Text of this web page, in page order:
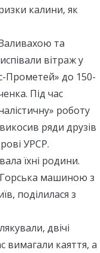
калини, як
та
вітраж у
Прометей» до 150-
Під час
роботу
ряди друзів
УРСР.
їхні родини.
Горська машиною з
поділилася з
двічі
вимагали каяття, а